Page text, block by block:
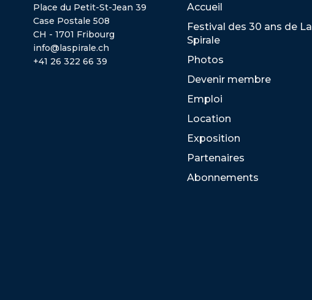
Place du Petit-St-Jean 39
Case Postale 508
CH - 1701 Fribourg
info@laspirale.ch
+41 26 322 66 39
Accueil
Festival des 30 ans de La
Spirale
Photos
Devenir membre
Emploi
Location
Exposition
Partenaires
Abonnements